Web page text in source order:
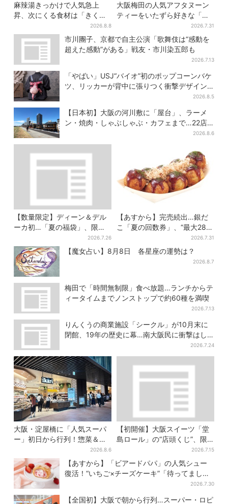
麻辣湯きっかけで人気急上
昇、次にくる食材は「きくら
げ」？ お菓子もヒット、購入
者9割超が女性
2026.8.8
大阪梅田の人気アフタヌーン
ティーをいたずら好きな「リ
トルミイ」がジャック！「ム
ーミン」たちとバカンスへ
2026.7.31
市川團子、京都で自主公演「歌舞伎は“感動を
超えた感動”がある」戦友・市川染五郎も
2026.7.13
「やばい」USJ“バイオ”初のポップコーンバケ
ツ、リッカーが背中に張りつく衝撃デザイン
2026.8.5
【日本初】大阪の河川敷に「屋台」、ラーメ
ン・焼肉・しゃぶしゃぶ・カフェまで…22店
2026.8.6
【数量限定】ディーン＆デル
ーカ初…「夏の福袋」、限定
トートバッグなど！8種のアイ
テムが勢ぞろい
2026.7.26
【あすから】完売続出…銀だ
こ「夏の回数券」、“最大2811
2026.7.31
【魔女占い】8月8日 各星座の運勢は？
2026.8.7
梅田で「時間無制限」食べ放題…ランチからテ
ィータイムまでノンストップで約60種を満喫
2026.7.13
りんくうの商業施設「シークル」が10月末に
閉館、19年の歴史に幕…南大阪民に衝撃はし
2026.7.24
大阪・淀屋橋に「人気スーパ
ー」初日から行列！惣菜＆弁
当コーナーは大幅に拡大…人
気商品は？
2026.8.6
【初開催】大阪スイーツ「堂
島ロール」の“店頭くじ”、限
定商品ずらり…ラスト賞は巨
大ルームライト
2026.7.15
【あすから】「ビアードパパ」の人気シュー
復活！“いちご×チーズケーキ”「待ってまし
2026.7.30
【全国初】大阪で朝から行列…スーパー・ロピ